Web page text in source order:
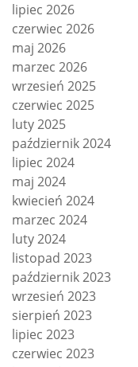
lipiec 2026
czerwiec 2026
maj 2026
marzec 2026
wrzesień 2025
czerwiec 2025
luty 2025
październik 2024
lipiec 2024
maj 2024
kwiecień 2024
marzec 2024
luty 2024
listopad 2023
październik 2023
wrzesień 2023
sierpień 2023
lipiec 2023
czerwiec 2023